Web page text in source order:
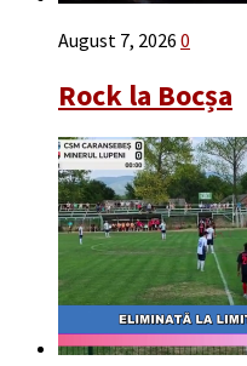
August 7, 2026 0
Rock la Bocșa